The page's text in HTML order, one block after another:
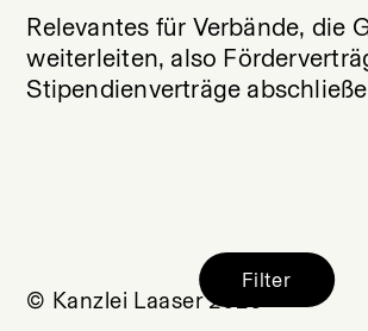
Relevantes für Verbände, die
weiterleiten, also
Stipendienverträge
Filter
© Kanzlei Laaser 2026